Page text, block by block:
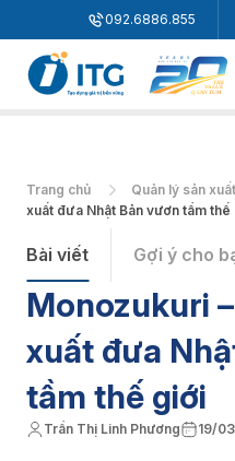
092.6886.855
Trang chủ Quản lý sản xuất
xuất đưa Nhật Bản vươn tầm thế
Bài viết Gợi ý cho
Monozukuri
xuất đưa
tầm thế giới
Trần Thị Linh Phương 19/